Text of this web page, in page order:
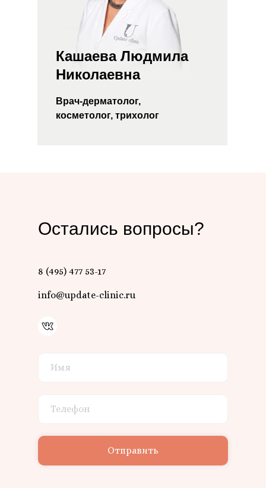
Кашаева Людмила
Николаевна
Врач-дерматолог,
косметолог, трихолог
Остались вопросы?
8 (495) 477 53-17
info@update-clinic.ru
Отправить